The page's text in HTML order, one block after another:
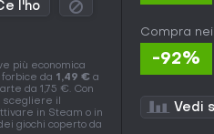
l'ho
più economica
da 1,49 € a
da 1,75 €. Con
scegliere il
in Steam o in
giochi coperto da
Compra
-92%
Vedi